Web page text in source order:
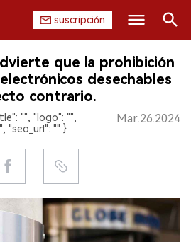
suscripción
Buscar
que la prohibición
desechables
contrario.
"", "logo": "",
"seo_url": "" }
Mar.26.2024